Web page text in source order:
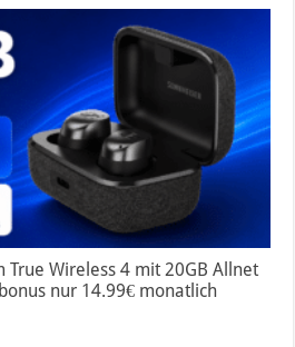
True Wireless 4 mit 20GB Allnet
nur 14.99€ monatlich